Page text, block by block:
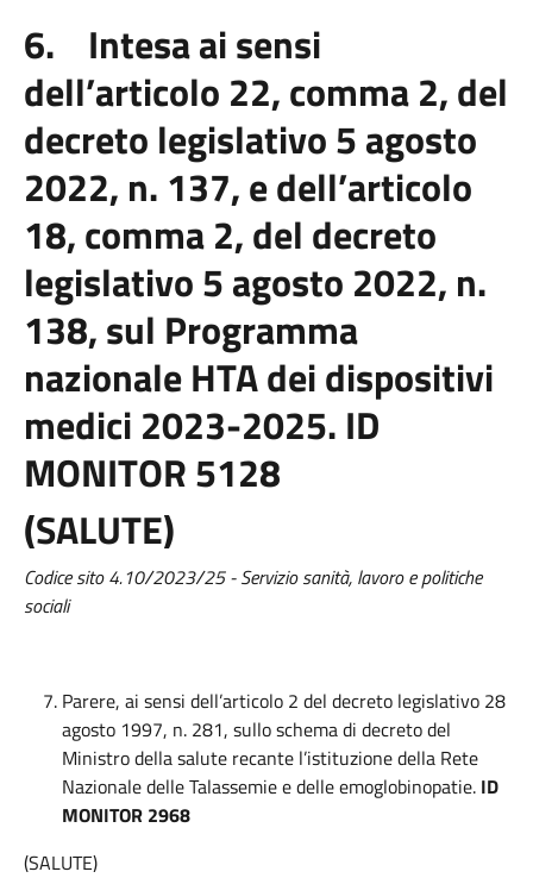
6. Intesa ai sensi
dell’articolo 22, comma 2, del
decreto legislativo 5 agosto
2022, n. 137, e dell’articolo
18, comma 2, del decreto
legislativo 5 agosto 2022, n.
138, sul Programma
nazionale HTA dei dispositivi
medici 2023-2025. ID
MONITOR 5128
(SALUTE)
Codice sito 4.10/2023/25 - Servizio sanità, lavoro e politiche
sociali
Parere, ai sensi dell’articolo 2 del decreto legislativo 28
agosto 1997, n. 281, sullo schema di decreto del
Ministro della salute recante l’istituzione della Rete
Nazionale delle Talassemie e delle emoglobinopatie. ID
MONITOR 2968
(SALUTE)